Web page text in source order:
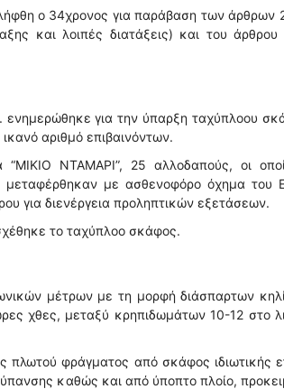
ο 34χρονος για παράβαση των άρθρων
και λοιπές διατάξεις) και του
για την ύπαρξη ταχύπλοου
αριθμό επιβαινόντων.
ΝΤΑΜΑΡΙ”, 25 αλλοδαπούς, οι
μεταφέρθηκαν με ασθενοφόρο όχημα του
για διενέργεια προληπτικών εξετάσεων.
το ταχύπλοο σκάφος.
μέτρων με τη μορφή διάσπαρτων
χθες, μεταξύ κρηπιδωμάτων 10-12 στο
φράγματος από σκάφος ιδιωτικής
καθώς και από ύποπτο πλοίο,